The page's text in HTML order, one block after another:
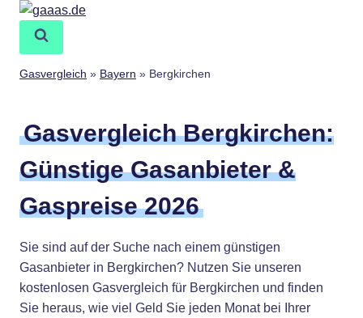
Zum
springen
Gasvergleich » Bayern » Bergkirchen
Gasvergleich Bergkirchen:
Günstige Gasanbieter &
Gaspreise 2026
Sie sind auf der Suche nach einem günstigen
Gasanbieter in Bergkirchen? Nutzen Sie unseren
kostenlosen Gasvergleich für Bergkirchen und finden
Sie heraus, wie viel Geld Sie jeden Monat bei Ihrer